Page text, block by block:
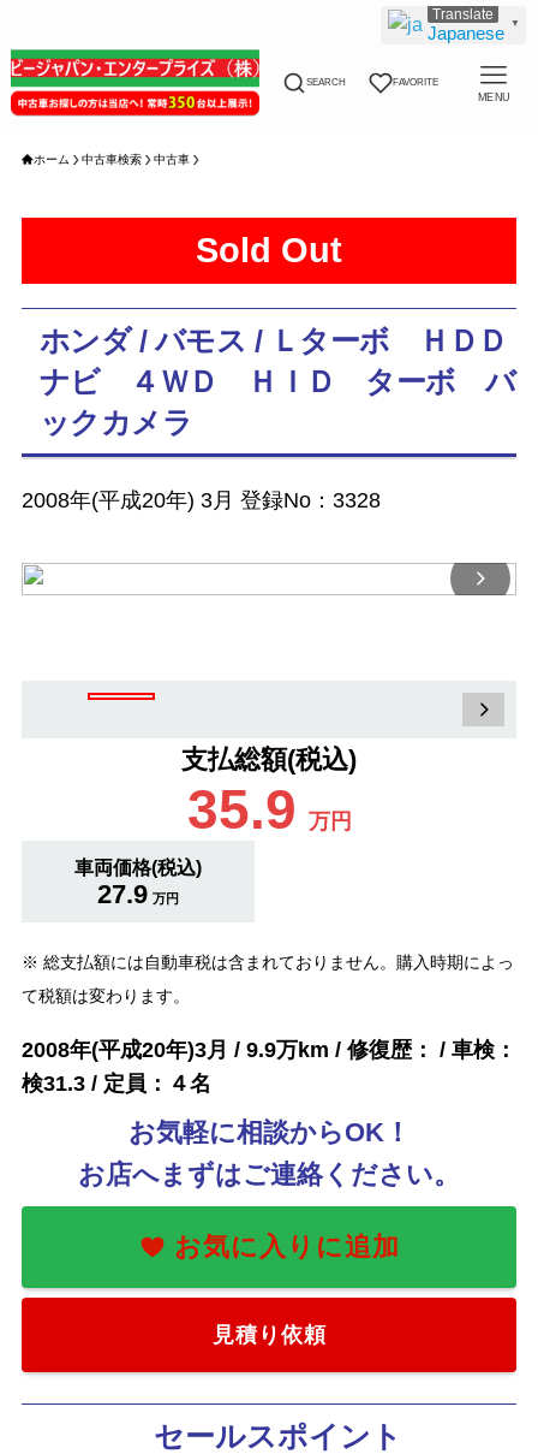
SEARCH FAVORITE
MENU
ホーム 中古車検索 中古車
Sold Out
ホンダ / バモス / Ｌターボ ＨＤＤ
ナビ ４ＷＤ ＨＩＤ ターボ バ
ックカメラ
2008年(平成20年) 3月 登録No：3328
支払総額(税込)
35.9 万円
車両価格(税込)
27.9 万円
※ 総支払額には自動車税は含まれておりません。購入時期によっ
て税額は変わります。
2008年(平成20年)3月 / 9.9万km / 修復歴： / 車検：
検31.3 / 定員：４名
お気軽に相談からOK！
お店へまずはご連絡ください。
見積り依頼
セールスポイント
Japanese ▼